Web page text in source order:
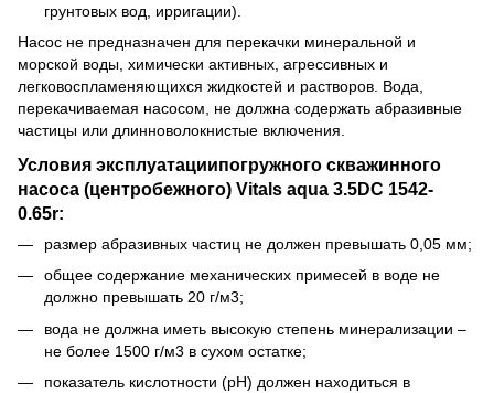
грунтовых вод, ирригации).
Насос не предназначен для перекачки минеральной и
морской воды, химически активных, агрессивных и
легковоспламеняющихся жидкостей и растворов. Вода,
перекачиваемая насосом, не должна содержать абразивные
частицы или длинноволокнистые включения.
Условия эксплуатациипогружного скважинного
насоса (центробежного) Vitals aqua 3.5DC 1542-
0.65r:
размер абразивных частиц не должен превышать 0,05 мм;
общее содержание механических примесей в воде не
должно превышать 20 г/м3;
вода не должна иметь высокую степень минерализации –
не более 1500 г/м3 в сухом остатке;
показатель кислотности (рН) должен находиться в